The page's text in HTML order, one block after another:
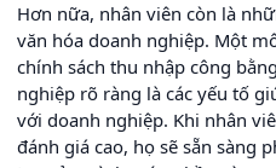
Hơn nữa, nhân viên còn là
văn hóa doanh nghiệp. Một
chính sách thu nhập công
nghiệp rõ ràng là các yếu tố
với doanh nghiệp. Khi nhân
đánh giá cao, họ sẽ sẵn sàng